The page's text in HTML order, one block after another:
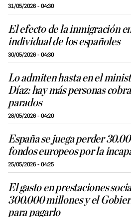
31/05/2026 - 04:30
El efecto de la inmigración
individual de los españoles
30/05/2026 - 04:30
Lo admiten hasta en el
Díaz: hay más personas
parados
28/05/2026 - 04:20
España se juega perder
fondos europeos por la
25/05/2026 - 04:25
El gasto en prestaciones
300.000 millones y el
para pagarlo